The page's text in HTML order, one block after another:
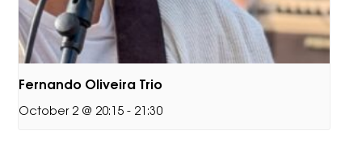
Fernando Oliveira Trio
October 2 @ 20:15 - 21:30